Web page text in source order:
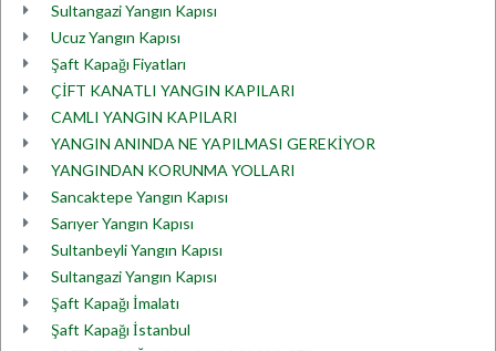
Sultangazi Yangın Kapısı
Ucuz Yangın Kapısı
Şaft Kapağı Fiyatları
ÇİFT KANATLI YANGIN KAPILARI
CAMLI YANGIN KAPILARI
YANGIN ANINDA NE YAPILMASI GEREKİYOR
YANGINDAN KORUNMA YOLLARI
Sancaktepe Yangın Kapısı
Sarıyer Yangın Kapısı
Sultanbeyli Yangın Kapısı
Sultangazi Yangın Kapısı
Şaft Kapağı İmalatı
Şaft Kapağı İstanbul